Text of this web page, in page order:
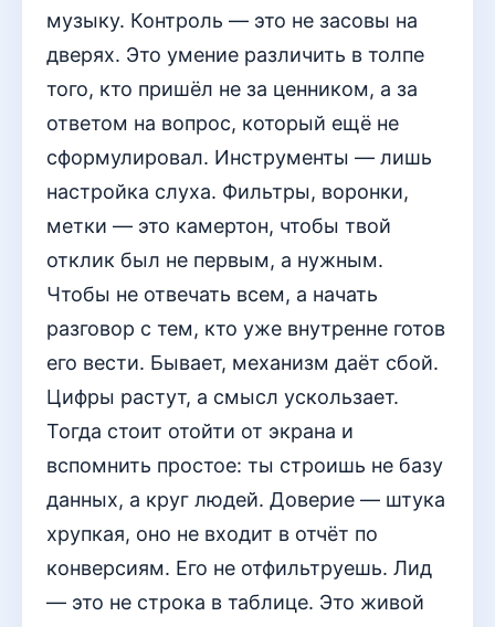
музыку. Контроль — это не засовы на
дверях. Это умение различить в толпе
того, кто пришёл не за ценником, а за
ответом на вопрос, который ещё не
сформулировал. Инструменты — лишь
настройка слуха. Фильтры, воронки,
метки — это камертон, чтобы твой
отклик был не первым, а нужным.
Чтобы не отвечать всем, а начать
разговор с тем, кто уже внутренне готов
его вести. Бывает, механизм даёт сбой.
Цифры растут, а смысл ускользает.
Тогда стоит отойти от экрана и
вспомнить простое: ты строишь не базу
данных, а круг людей. Доверие — штука
хрупкая, оно не входит в отчёт по
конверсиям. Его не отфильтруешь. Лид
— это не строка в таблице. Это живой